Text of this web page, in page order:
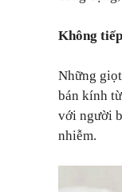
Không
Những
bán kính
với người
nhiễm.